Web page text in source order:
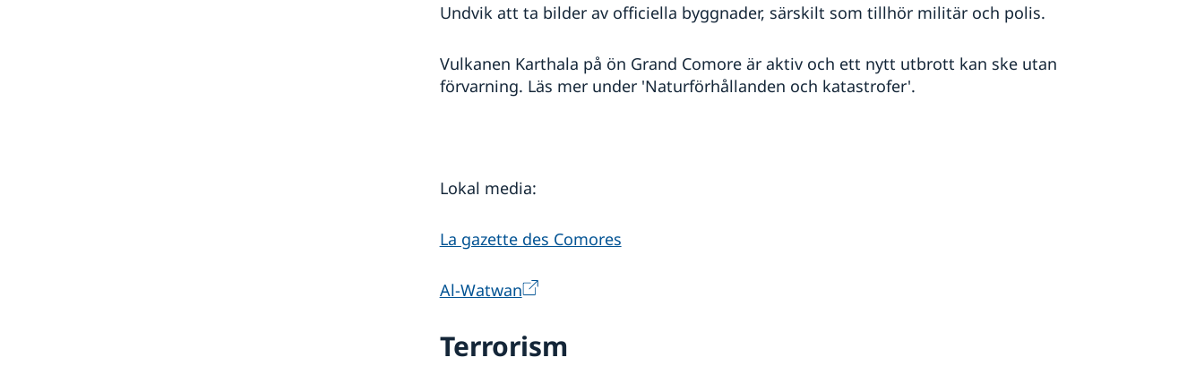
Undvik att ta bilder av officiella byggnader, särskilt som tillhör militär och polis.
Vulkanen Karthala på ön Grand Comore är aktiv och ett nytt utbrott kan ske utan
förvarning. Läs mer under 'Naturförhållanden och katastrofer'.
Lokal media:
La gazette des Comores
Al-Watwan
Terrorism